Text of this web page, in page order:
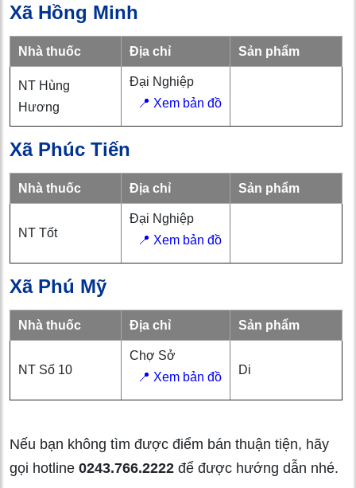
Xã Hồng Minh
Nhà thuốc Địa chỉ Sản phẩm
NT Hùng
Hương
Đại Nghiệp
📍 Xem bản đồ
Xã Phúc Tiến
Nhà thuốc Địa chỉ Sản phẩm
NT Tốt
Đại Nghiệp
📍 Xem bản đồ
Xã Phú Mỹ
Nhà thuốc Địa chỉ Sản phẩm
NT Số 10
Chợ Sở
📍 Xem bản đồ
Di
Nếu bạn không tìm được điểm bán thuận tiện, hãy
gọi hotline 0243.766.2222 để được hướng dẫn nhé.